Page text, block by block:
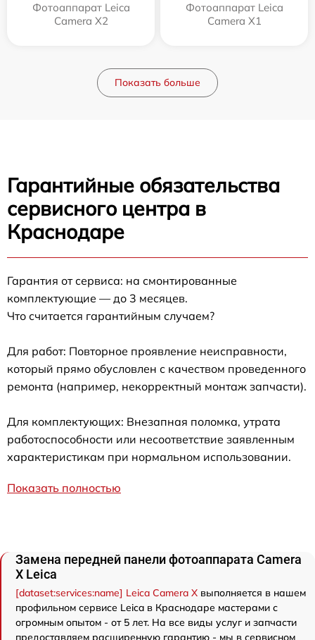
Фотоаппарат Leica
Camera X2
Фотоаппарат Leica
Camera X1
Показать больше
Гарантийные обязательства
сервисного центра в
Краснодаре
Гарантия от сервиса: на смонтированные
комплектующие — до 3 месяцев.
Что считается гарантийным случаем?
Для работ: Повторное проявление неисправности,
который прямо обусловлен с качеством проведенного
ремонта (например, некорректный монтаж запчасти).
Для комплектующих: Внезапная поломка, утрата
работоспособности или несоответствие заявленным
характеристикам при нормальном использовании.
Показать полностью
Замена передней панели фотоаппарата Camera
X Leica
[dataset:services:name] Leica Camera X выполняется в нашем
профильном сервисе Leica в Краснодаре мастерами с
огромным опытом - от 5 лет. На все виды услуг и запчасти
предоставляем расширенную гарантию - мы в сервисном